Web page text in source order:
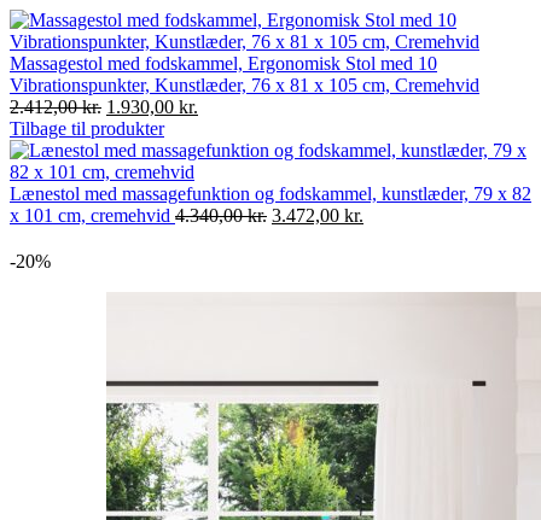
Massagestol med fodskammel, Ergonomisk Stol med 10
Vibrationspunkter, Kunstlæder, 76 x 81 x 105 cm, Cremehvid
2.412,00kr. Den
oprindelige
pris
var:
2.412,00 kr..
1.930,00 kr.
pris
1.930,00 kr..
Tilbage til produkter
Lænestol med massagefunktion og fodskammel, kunstlæder, 79 x 82
x 101 cm, cremehvid 4.340,00kr. Den
3.472,00 kr.
-20%